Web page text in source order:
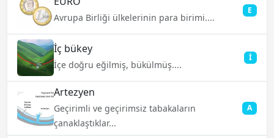
Avrupa Birliği ülkelerinin para birimi....
E
İç bükey
İçe doğru eğilmiş, bükülmüş....
İ
Artezyen
Geçirimli ve geçirimsiz tabakaların
çanaklaştıklar...
A